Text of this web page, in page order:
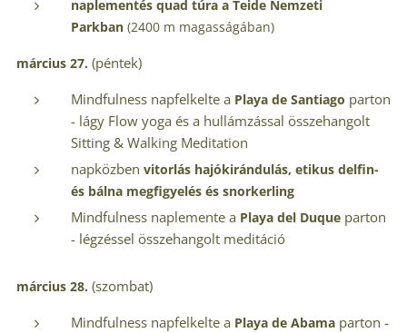
naplementés quad túra a Teide Nemzeti
Parkban (2400 m magasságában)
március 27. (péntek)
Mindfulness napfelkelte a Playa de Santiago parton
- lágy Flow yoga és a hullámzással összehangolt
Sitting & Walking Meditation
napközben vitorlás hajókirándulás, etikus delfin-
és bálna megfigyelés és snorkerling
Mindfulness naplemente a Playa del Duque parton
- légzéssel összehangolt meditáció
március 28. (szombat)
Mindfulness napfelkelte a Playa de Abama parton -